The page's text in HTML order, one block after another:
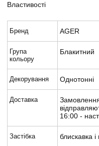
Властивості
Бренд AGER
Група
кольору
Блакитний
Декорування Однотонні
Доставка
16:00 -
Застібка блискавка і